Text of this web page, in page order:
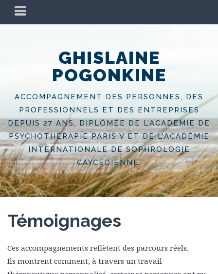
Skip
MENU
GHISLAINE
POGONKINE
ACCOMPAGNEMENT DES PERSONNES, DES
PROFESSIONNELS ET DES ENTREPRISES
DEPUIS 27 ANS. DIPLÔMÉE DE L’ACADÉMIE DE
PSYCHOTHÉRAPIE PARIS V ET DE L'ACADÉMIE
INTERNATIONALE DE SOPHROLOGIE
CAYCÉDIENNE.
Témoignages
Ces accompagnements reflètent des parcours réels.
Ils montrent comment, à travers un travail